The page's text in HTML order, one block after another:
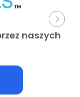
naszych